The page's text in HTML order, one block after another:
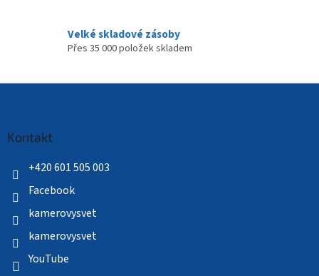
Velké skladové zásoby
Přes 35 000 položek skladem
Kontakt
+420 601 505 003
Facebook
kamerovysvet
kamerovysvet
YouTube